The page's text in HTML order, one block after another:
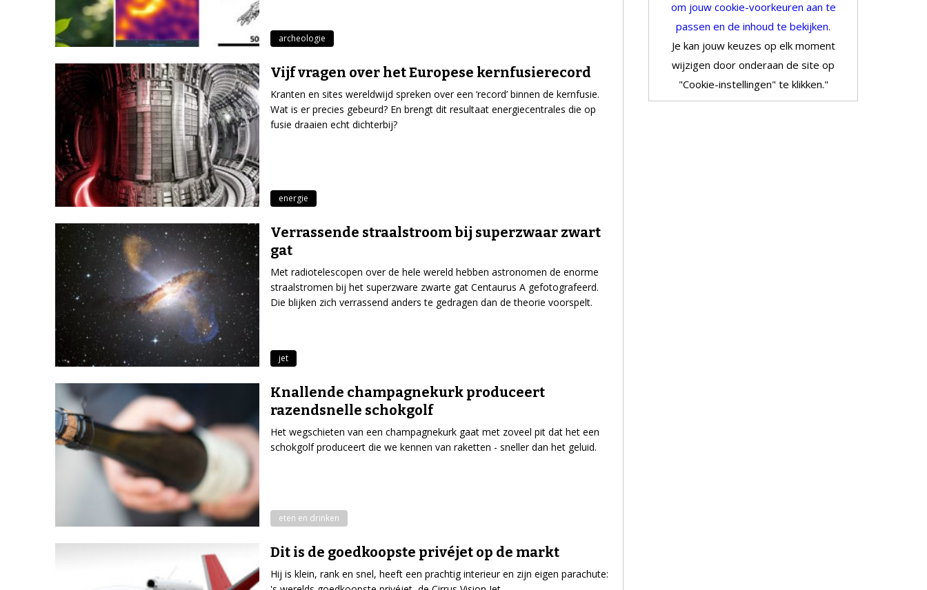
archeologie
Vijf vragen over het Europese kernfusierecord
Kranten en sites wereldwijd spreken over een ‘record’ binnen de kernfusie.
Wat is er precies gebeurd? En brengt dit resultaat energiecentrales die op
fusie draaien echt dichterbij?
energie
Verrassende straalstroom bij superzwaar zwart
gat
Met radiotelescopen over de hele wereld hebben astronomen de enorme
straalstromen bij het superzware zwarte gat Centaurus A gefotografeerd.
Die blijken zich verrassend anders te gedragen dan de theorie voorspelt.
jet
Knallende champagnekurk produceert
razendsnelle schokgolf
Het wegschieten van een champagnekurk gaat met zoveel pit dat het een
schokgolf produceert die we kennen van raketten - sneller dan het geluid.
eten en drinken
Dit is de goedkoopste privéjet op de markt
Hij is klein, rank en snel, heeft een prachtig interieur en zijn eigen parachute:
om jouw cookie-voorkeuren aan te
passen en de inhoud te bekijken.
Je kan jouw keuzes op elk moment
wijzigen door onderaan de site op
"Cookie-instellingen" te klikken."